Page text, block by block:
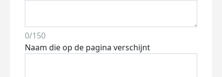
0/150
Naam die op de pagina verschijnt